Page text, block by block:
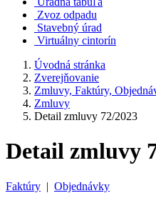
Zvoz odpadu
Stavebný úrad
Virtuálny cintorín
Úvodná stránka
Zverejňovanie
Zmluvy, Faktúry,
Zmluvy
Detail zmluvy 72/2023
Detail zmluvy
Faktúry | Objednávky